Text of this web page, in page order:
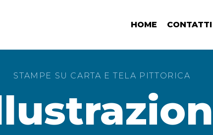
HOME CONTATTI
STAMPE SU CARTA E TELA PITTORICA